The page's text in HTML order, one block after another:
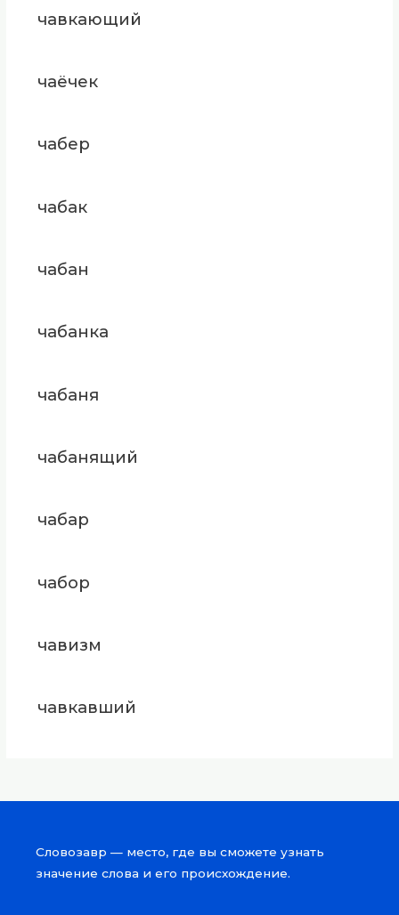
чавкающий
чаёчек
чабер
чабак
чабан
чабанка
чабаня
чабанящий
чабар
чабор
чавизм
чавкавший
Словозавр — место, где вы сможете узнать
значение слова и его происхождение.